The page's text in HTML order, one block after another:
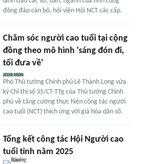
đông đảo cán bộ, hội viên Hội NCT các cấp.
Chăm sóc người cao tuổi tại cộng
đồng theo mô hình 'sáng đón đi,
tối đưa về'
Phó Thủ tướng Chính phủ Lê Thành Long vừa
ký Chỉ thị số 35/CT-TTg của Thủ tướng Chính
phủ về tăng cường thực hiện công tác người
cao tuổi (NCT) thích ứng với già hóa dân số.
Tổng kết công tác Hội Người cao
tuổi tỉnh năm 2025